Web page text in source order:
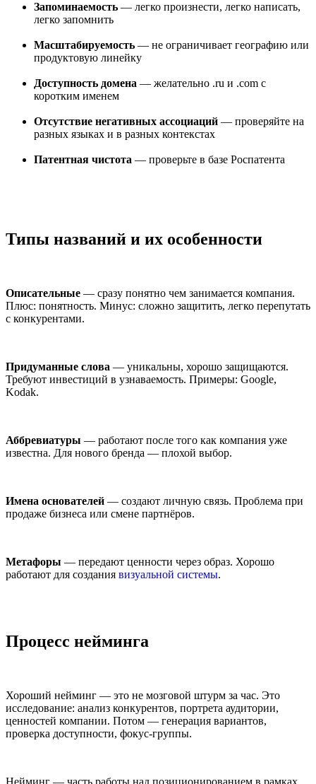
Запоминаемость — легко произнести, легко написать,
легко запомнить
Масштабируемость — не ограничивает географию или
продуктовую линейку
Доступность домена — желательно .ru и .com с
коротким именем
Отсутствие негативных ассоциаций — проверяйте на
разных языках и в разных контекстах
Патентная чистота — проверьте в базе Роспатента
Типы названий и их особенности
Описательные — сразу понятно чем занимается компания.
Плюс: понятность. Минус: сложно защитить, легко перепутать
с конкурентами.
Придуманные слова — уникальны, хорошо защищаются.
Требуют инвестиций в узнаваемость. Примеры: Google,
Kodak.
Аббревиатуры — работают после того как компания уже
известна. Для нового бренда — плохой выбор.
Имена основателей — создают личную связь. Проблема при
продаже бизнеса или смене партнёров.
Метафоры — передают ценности через образ. Хорошо
работают для создания визуальной системы.
Процесс нейминга
Хороший нейминг — это не мозговой штурм за час. Это
исследование: анализ конкурентов, портрета аудитории,
ценностей компании. Потом — генерация вариантов,
проверка доступности, фокус-группы.
Нейминг — часть работы над позиционированием в рамках